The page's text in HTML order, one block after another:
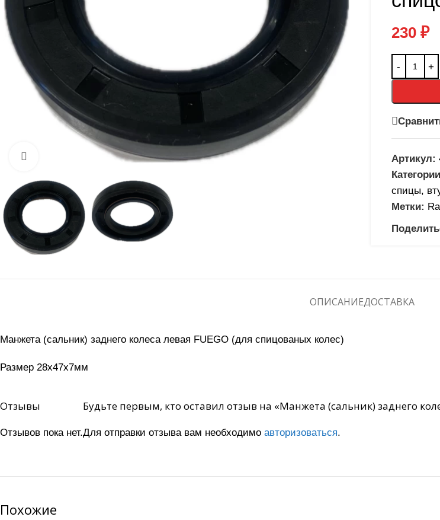
Нажмите, чтобы увеличить
230 ₽
Артикул:
спицы,
Метки:
ОПИСАНИЕДОСТАВКА
Манжета (сальник) заднего колеса левая FUEGO (для спицованых колес)
Размер 28х47х7мм
Отзывы
Отзывов пока нет.
Будьте первым, кто оставил отзыв на «Манжета (сальник) заднего
Для отправки отзыва вам необходимо авторизоваться.
Похожие